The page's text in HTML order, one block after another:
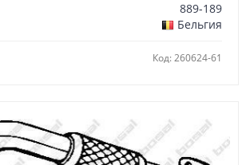
889-189
Бельгия
Код: 260624-61